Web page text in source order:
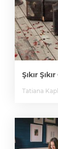
Şıkır
Tatiana